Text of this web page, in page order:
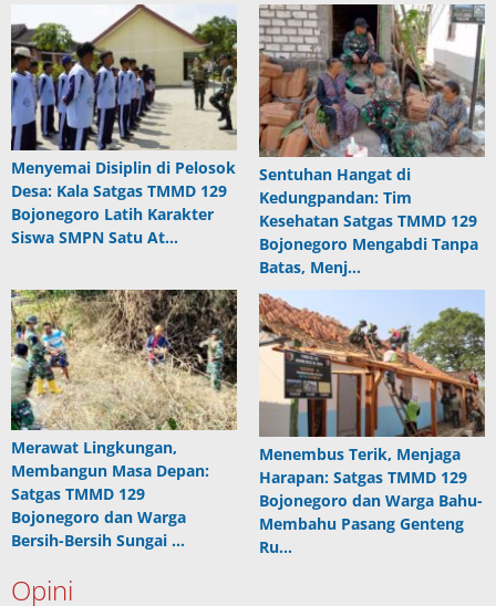
Menyemai Disiplin di Pelosok
Desa: Kala Satgas TMMD 129
Bojonegoro Latih Karakter
Siswa SMPN Satu At…
Sentuhan Hangat di
Kedungpandan: Tim
Kesehatan Satgas TMMD 129
Bojonegoro Mengabdi Tanpa
Batas, Menj…
Merawat Lingkungan,
Membangun Masa Depan:
Satgas TMMD 129
Bojonegoro dan Warga
Bersih-Bersih Sungai …
Menembus Terik, Menjaga
Harapan: Satgas TMMD 129
Bojonegoro dan Warga Bahu-
Membahu Pasang Genteng
Ru…
Opini